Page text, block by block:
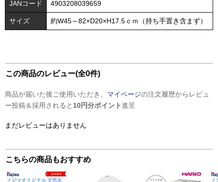
JANコード 4903208039659
サイズ 約W45～82×D20×H17.5ｃｍ（持ち手置き含まず）
この商品のレビュー(全0件)
商品が届いた後ご使用いただき、 マイページの注文履歴からレビュ
ー投稿＆採用されると 10円分ポイント進呈
まだレビューはありません
こちらの商品もおすすめ